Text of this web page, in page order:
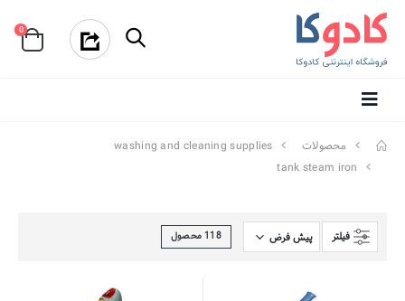
0
محصولات
washing and cleaning supplies
tank steam iron
فیلتر 118محصول